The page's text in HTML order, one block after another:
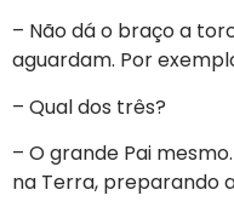
– Não dá o braço a
aguardam. Por
– Qual dos três?
– O grande Pai
na Terra, preparando